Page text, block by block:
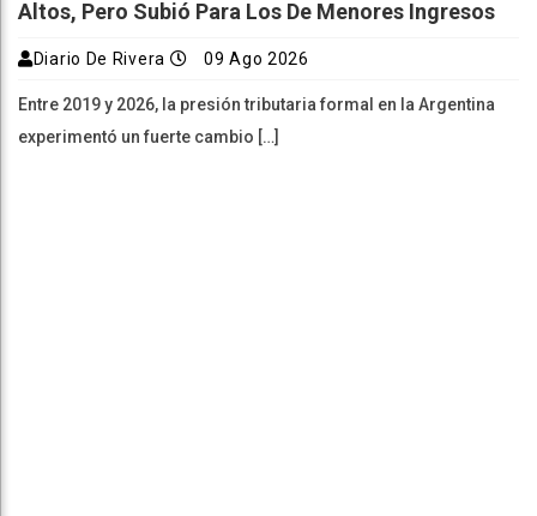
Altos, Pero Subió Para Los De Menores Ingresos
Diario De Rivera 09 Ago 2026
Entre 2019 y 2026, la presión tributaria formal en la Argentina
experimentó un fuerte cambio […]